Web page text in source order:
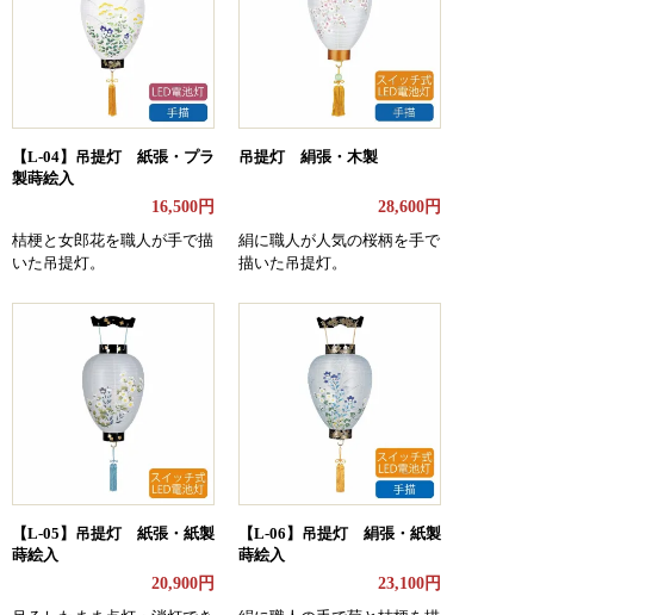
【L-04】吊提灯 紙張・プラ
製蒔絵入
16,500円
桔梗と女郎花を職人が手で描
いた吊提灯。
吊提灯 絹張・木製
28,600円
絹に職人が人気の桜柄を手で
描いた吊提灯。
【L-05】吊提灯 紙張・紙製
蒔絵入
20,900円
【L-06】吊提灯 絹張・紙製
蒔絵入
23,100円